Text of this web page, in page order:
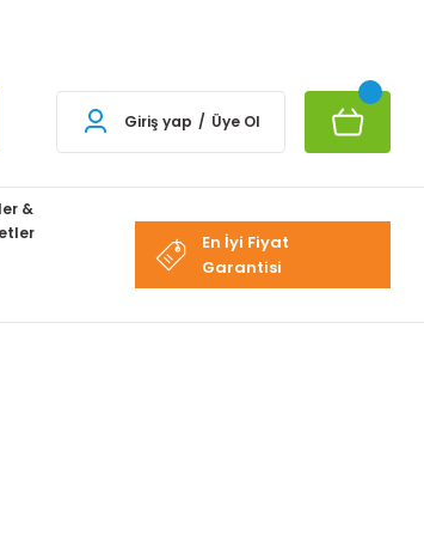
Giriş yap / Üye Ol
&
En İyi Fiyat
Garantisi